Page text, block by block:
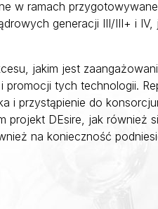
w ramach
generacji III/III+ i
jakim jest
tych technologii.
przystąpienie do
projekt DEsire, jak również
na konieczność